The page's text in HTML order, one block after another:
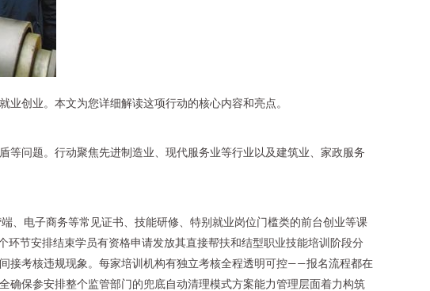
创业。本文为您详细解读这项行动的核心内容和亮点。
问题。行动聚焦先进制造业、现代服务业等行业以及建筑业、家政服务
、电子商务等常见证书、技能研修、特别就业岗位门槛类的前台创业等课
节安排结束学员有资格申请发放其直接帮扶和结型职业技能培训阶段分
接考核违规现象。每家培训机构有独立考核全程透明可控——报名流程都在
保参安排整个监管部门的兜底自动清理模式方案能力管理层面着力构筑